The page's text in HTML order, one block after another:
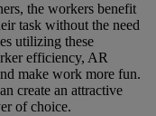
the workers benefit
task without the need
utilizing these
efficiency, AR
make work more fun.
create an attractive
of choice.